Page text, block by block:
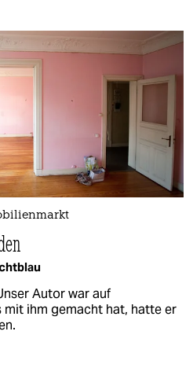
Autor war auf
mit ihm gemacht hat, hatte er